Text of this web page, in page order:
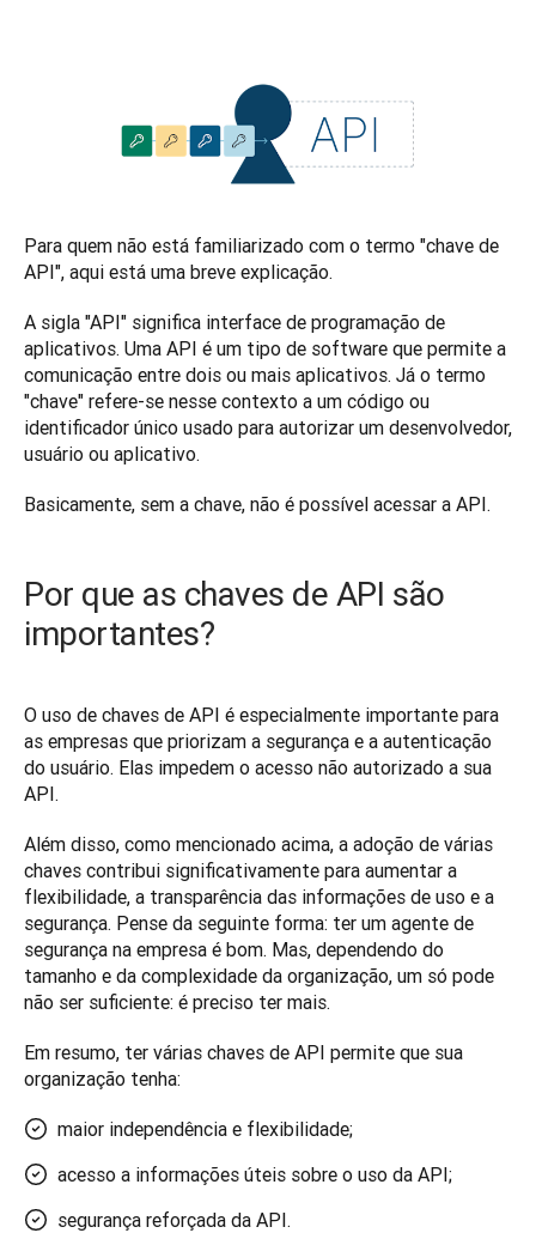
Para quem não está familiarizado com o termo "chave de
API", aqui está uma breve explicação.
A sigla "API" significa interface de programação de
aplicativos. Uma API é um tipo de software que permite a
comunicação entre dois ou mais aplicativos. Já o termo
"chave" refere-se nesse contexto a um código ou
identificador único usado para autorizar um desenvolvedor,
usuário ou aplicativo.
Basicamente, sem a chave, não é possível acessar a API.
Por que as chaves de API são
importantes?
O uso de chaves de API é especialmente importante para
as empresas que priorizam a segurança e a autenticação
do usuário. Elas impedem o acesso não autorizado a sua
API.
Além disso, como mencionado acima, a adoção de várias
chaves contribui significativamente para aumentar a
flexibilidade, a transparência das informações de uso e a
segurança. Pense da seguinte forma: ter um agente de
segurança na empresa é bom. Mas, dependendo do
tamanho e da complexidade da organização, um só pode
não ser suficiente: é preciso ter mais.
Em resumo, ter várias chaves de API permite que sua
organização tenha:
maior independência e flexibilidade;
acesso a informações úteis sobre o uso da API;
segurança reforçada da API.